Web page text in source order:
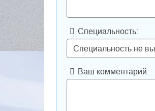
Специальность:
Ваш комментарий: